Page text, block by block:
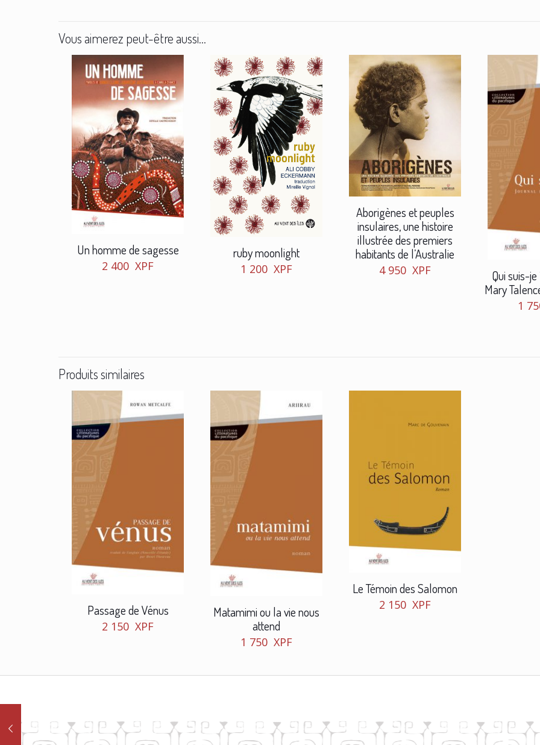
Vous aimerez peut-être aussi…
Un homme de sagesse
2 400 XPF
ruby moonlight
1 200 XPF
Aborigènes et peuples
insulaires, une histoire
illustrée des premiers
habitants de l’Australie
4 950 XPF
Qui suis-
Mary
1
Produits similaires
Passage de Vénus
2 150 XPF
Matamimi ou la vie nous
attend
1 750 XPF
Le Témoin des Salomon
2 150 XPF